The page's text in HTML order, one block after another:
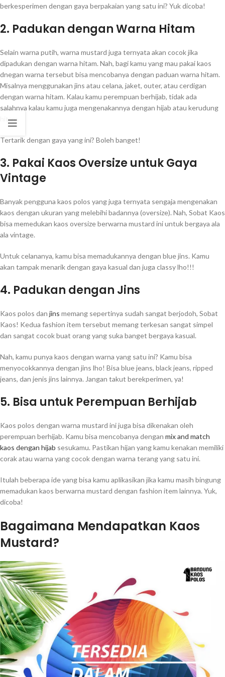
berkesperimen dengan gaya berpakaian yang satu ini? Yuk dicoba!
2. Padukan dengan Warna Hitam
Selain warna putih, warna mustard juga ternyata akan cocok jika
dipadukan dengan warna hitam. Nah, bagi kamu yang mau pakai kaos
dnegan warna tersebut bisa mencobanya dengan paduan warna hitam.
Misalnya menggunakan jins atau celana, jaket, outer, atau cerdigan
dengan warna hitam. Kalau kamu perempuan berhijab, tidak ada
salahnya kalau kamu juga mengenakannya dengan hijab atau kerudung
hitam.
Tertarik dengan gaya yang ini? Boleh banget!
3. Pakai Kaos Oversize untuk Gaya
Vintage
Banyak pengguna kaos polos yang juga ternyata sengaja mengenakan
kaos dengan ukuran yang melebihi badannya (oversize). Nah, Sobat Kaos
bisa memedukan kaos oversize berwarna mustard ini untuk bergaya ala
ala vintage.
Untuk celananya, kamu bisa memadukannya dengan blue jins. Kamu
akan tampak menarik dengan gaya kasual dan juga classy lho!!!
4. Padukan dengan Jins
Kaos polos dan jins memang sepertinya sudah sangat berjodoh, Sobat
Kaos! Kedua fashion item tersebut memang terkesan sangat simpel
dan sangat cocok buat orang yang suka banget bergaya kasual.
Nah, kamu punya kaos dengan warna yang satu ini? Kamu bisa
menyocokkannya dengan jins lho! Bisa blue jeans, black jeans, ripped
jeans, dan jenis jins lainnya. Jangan takut berekperimen, ya!
5. Bisa untuk Perempuan Berhijab
Kaos polos dengan warna mustard ini juga bisa dikenakan oleh
perempuan berhijab. Kamu bisa mencobanya dengan mix and match
kaos dengan hijab sesukamu. Pastikan hijan yang kamu kenakan memiliki
corak atau warna yang cocok dengan warna terang yang satu ini.
Itulah beberapa ide yang bisa kamu aplikasikan jika kamu masih bingung
memadukan kaos berwarna mustard dengan fashion item lainnya. Yuk,
dicoba!
Bagaimana Mendapatkan Kaos
Mustard?